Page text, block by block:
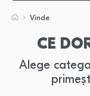
Vinde
CE
Alege